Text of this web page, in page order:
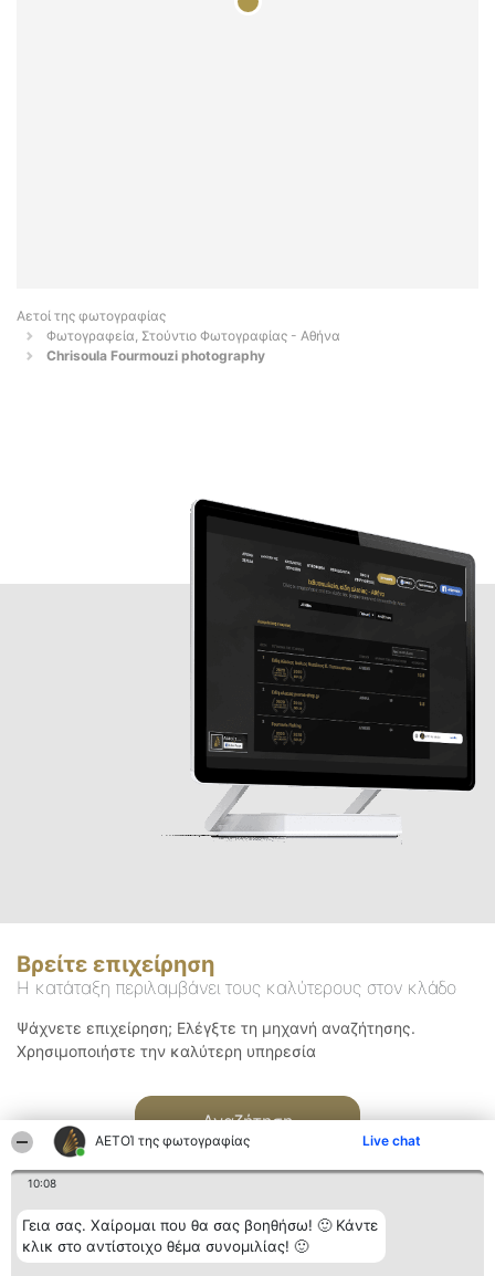
ΑΕΤΟΊ της φωτογραφίας Live chat
10:08
Γεια σας. Χαίρομαι που θα σας βοηθήσω! 🙂 Κάντε
κλικ στο αντίστοιχο θέμα συνομιλίας! 🙂
Αετοί της φωτογραφίας
Φωτογραφεία, Στούντιο Φωτογραφίας - Αθήνα
Chrisoula Fourmouzi photography
Βρείτε επιχείρηση
Η κατάταξη περιλαμβάνει τους καλύτερους στον κλάδο
Ψάχνετε επιχείρηση; Ελέγξτε τη μηχανή αναζήτησης.
Χρησιμοποιήστε την καλύτερη υπηρεσία
Αναζήτηση